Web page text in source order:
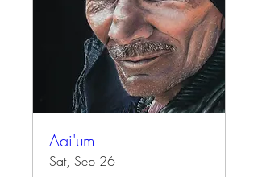
Aai'um
Sat, Sep 26